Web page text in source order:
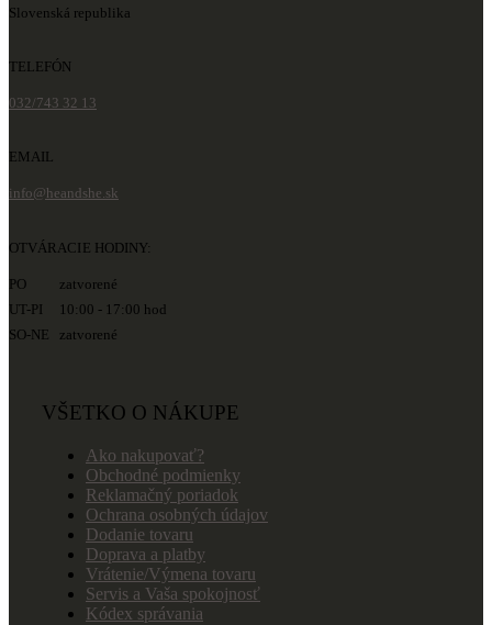
Slovenská republika
TELEFÓN
032/743 32 13
EMAIL
info@heandshe.sk
OTVÁRACIE HODINY:
PO zatvorené
UT-PI 10:00 - 17:00 hod
SO-NE zatvorené
VŠETKO O NÁKUPE
Ako nakupovať?
Obchodné podmienky
Reklamačný poriadok
Ochrana osobných údajov
Dodanie tovaru
Doprava a platby
Vrátenie/Výmena tovaru
Servis a Vaša spokojnosť
Kódex správania